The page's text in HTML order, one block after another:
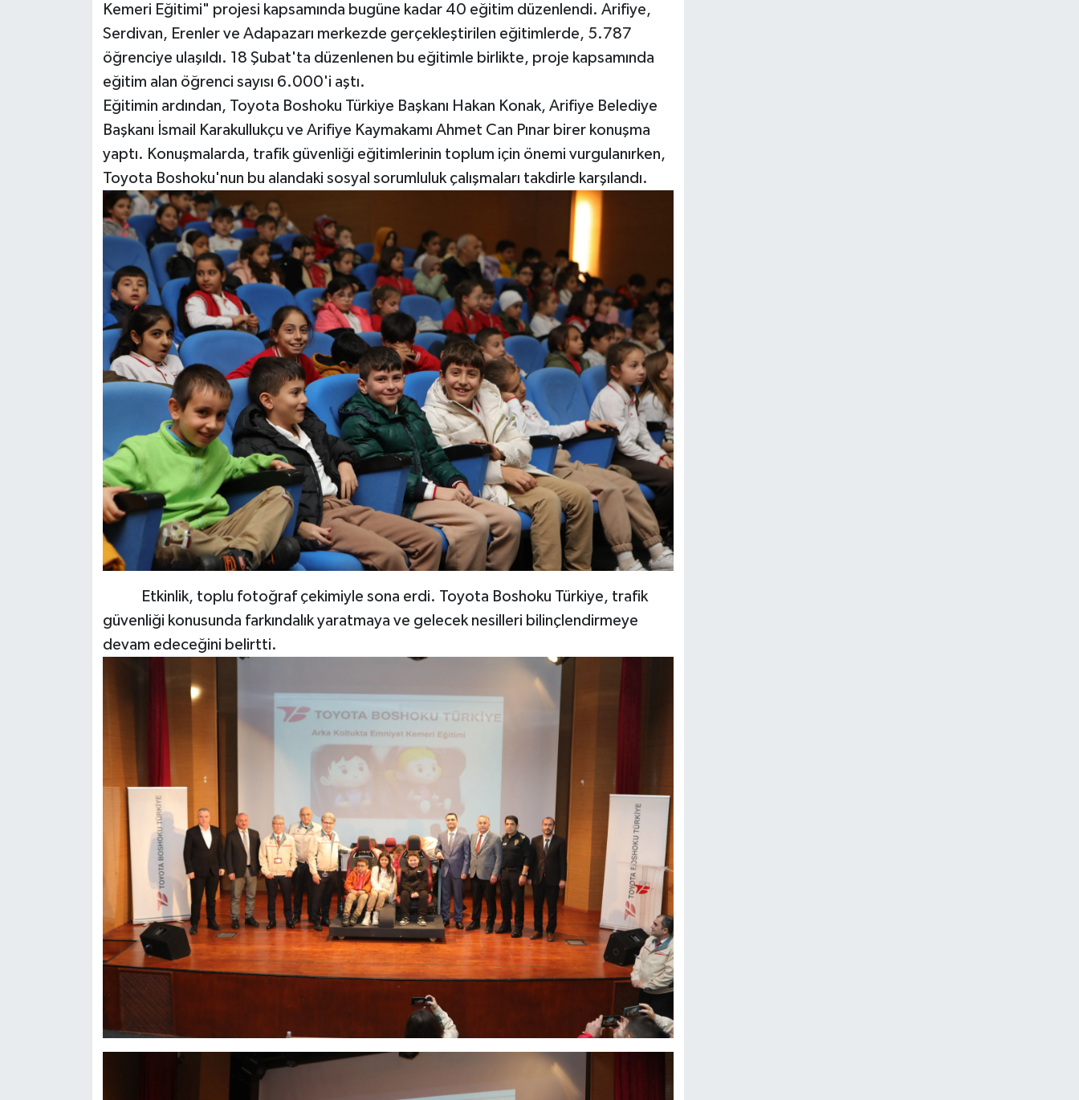
Kemeri Eğitimi" projesi kapsamında bugüne kadar 40 eğitim düzenlendi. Arifiye,
Serdivan, Erenler ve Adapazarı merkezde gerçekleştirilen eğitimlerde, 5.787
öğrenciye ulaşıldı. 18 Şubat'ta düzenlenen bu eğitimle birlikte, proje kapsamında
eğitim alan öğrenci sayısı 6.000'i aştı.
Eğitimin ardından, Toyota Boshoku Türkiye Başkanı Hakan Konak, Arifiye Belediye
Başkanı İsmail Karakullukçu ve Arifiye Kaymakamı Ahmet Can Pınar birer konuşma
yaptı. Konuşmalarda, trafik güvenliği eğitimlerinin toplum için önemi vurgulanırken,
Toyota Boshoku'nun bu alandaki sosyal sorumluluk çalışmaları takdirle karşılandı.
Etkinlik, toplu fotoğraf çekimiyle sona erdi. Toyota Boshoku Türkiye, trafik
güvenliği konusunda farkındalık yaratmaya ve gelecek nesilleri bilinçlendirmeye
devam edeceğini belirtti.